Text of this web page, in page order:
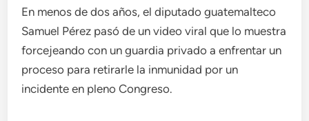
En menos de dos años, el diputado guatemalteco
Samuel Pérez pasó de un video viral que lo muestra
forcejeando con un guardia privado a enfrentar un
proceso para retirarle la inmunidad por un
incidente en pleno Congreso.